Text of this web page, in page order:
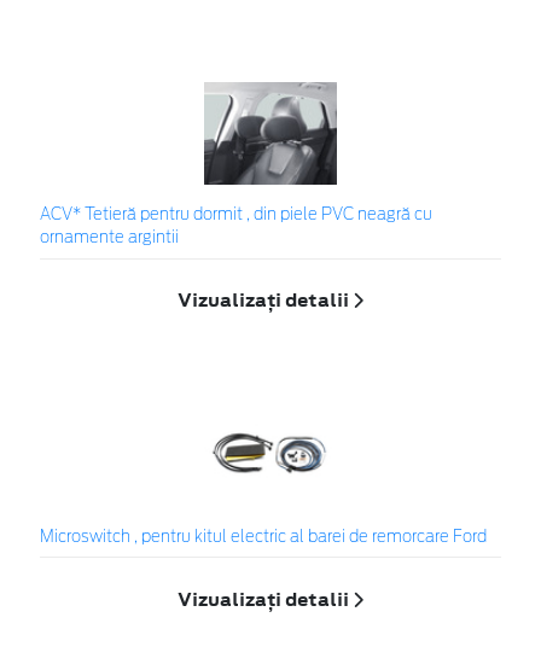
ACV* Tetieră pentru dormit , din piele PVC neagră cu
ornamente argintii
Vizualizați detalii
Microswitch , pentru kitul electric al barei de remorcare Ford
Vizualizați detalii